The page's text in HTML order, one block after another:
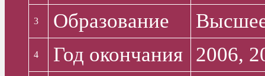
3 Образование
4 Год окончания 2006,